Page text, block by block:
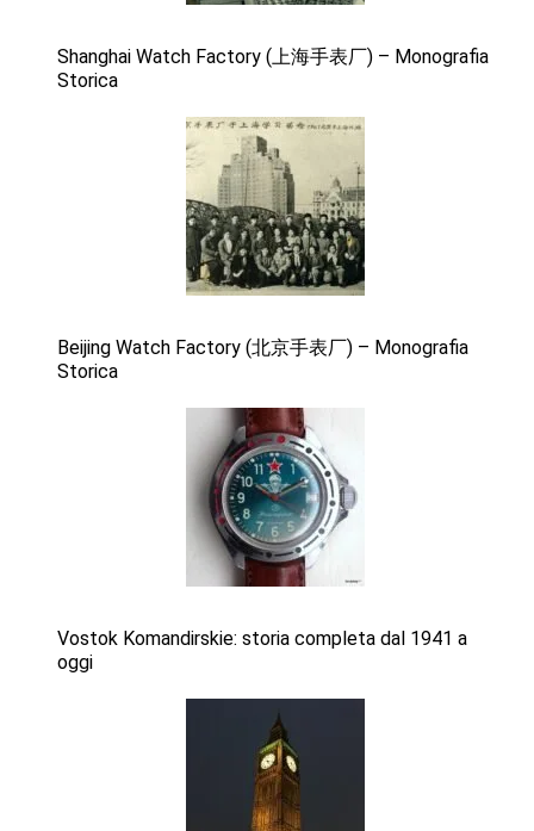
Shanghai Watch Factory (上海手表厂) – Monografia
Storica
Beijing Watch Factory (北京手表厂) – Monografia
Storica
Vostok Komandirskie: storia completa dal 1941 a
oggi